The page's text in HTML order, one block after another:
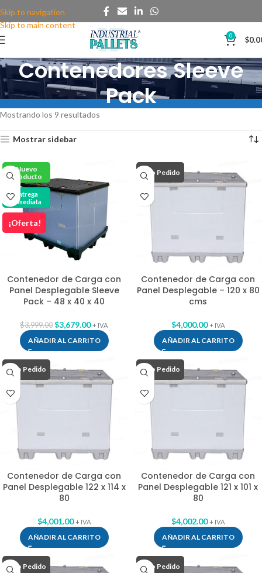
Skip to navigation
Skip to main content
0 $
Contenedores Sleeve
Pack
Mostrando los 9 resultados
Mostrar sidebar
Nuevo
Producto
Entrega
Inmediata
¡Oferta!
Contenedor de Carga con
Panel Desplegable Sleeve
Pack – 48 x 40 x 40
$3,999.00 $3,679.00 + IVA
AÑADIR AL CARRITO
Bajo Pedido
Contenedor de Carga con
Panel Desplegable – 120 x 80
cms
$4,000.00 + IVA
AÑADIR AL CARRITO
Bajo Pedido
Contenedor de Carga con
Panel Desplegable 122 x 114 x
80
$4,001.00 + IVA
AÑADIR AL CARRITO
Bajo Pedido
Contenedor de Carga con
Panel Desplegable 121 x 101 x
80
$4,002.00 + IVA
AÑADIR AL CARRITO
Bajo Pedido Bajo Pedido